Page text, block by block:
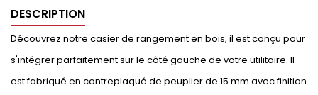
DESCRIPTION
Découvrez notre casier de rangement en bois, il est conçu pour
s'intégrer parfaitement sur le côté gauche de votre utilitaire. Il
est fabriqué en contreplaqué de peuplier de 15 mm avec finition